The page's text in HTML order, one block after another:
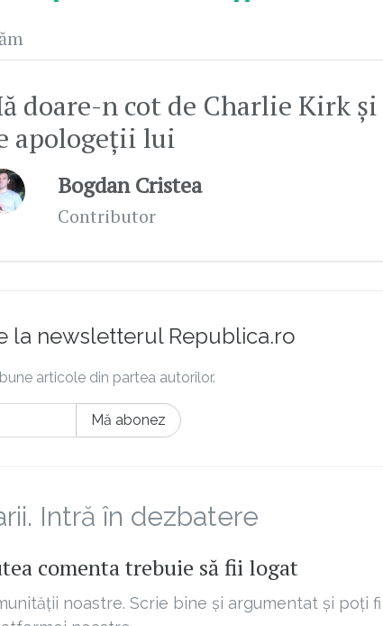
doare-n cot de Charlie Kirk şi
apologeţii lui
Bogdan Cristea
Contributor
la newsletterul Republica.ro
articole din partea autorilor.
Mă abonez
Intră în dezbatere
comenta trebuie să fii logat
noastre. Scrie bine și argumentat și poți